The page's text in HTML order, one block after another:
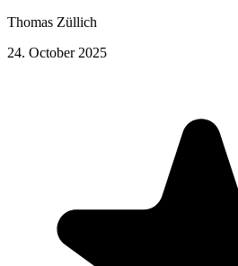
Thomas Züllich
24. October 2025